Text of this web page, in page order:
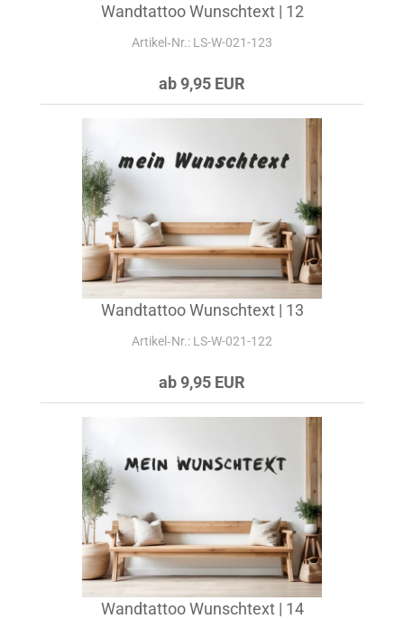
Wandtattoo Wunschtext | 12
Artikel‑Nr.: LS-W-021-123
ab 9,95 EUR
Wandtattoo Wunschtext | 13
Artikel‑Nr.: LS-W-021-122
ab 9,95 EUR
Wandtattoo Wunschtext | 14